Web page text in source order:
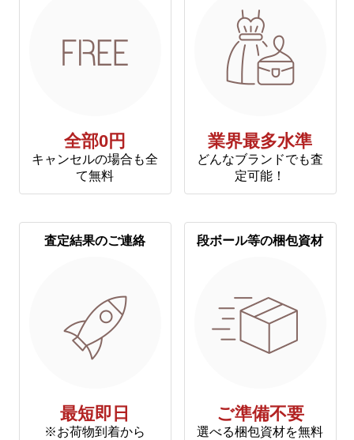
全部0円
キャンセルの場合も全
て無料
業界最多水準
どんなブランドでも査
定可能！
査定結果のご連絡
最短即日
※お荷物到着から
段ボール等の梱包資材
ご準備不要
選べる梱包資材を無料